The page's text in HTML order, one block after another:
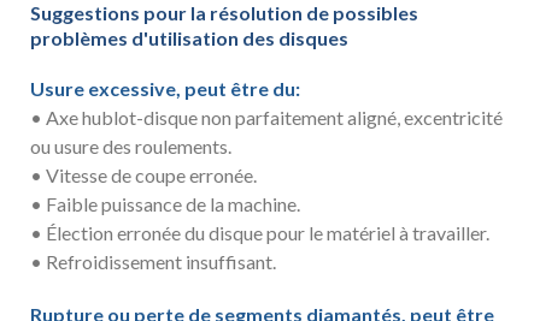
Suggestions pour la résolution de possibles
problèmes d'utilisation des disques
Usure excessive, peut être du:
• Axe hublot-disque non parfaitement aligné, excentricité
ou usure des roulements.
• Vitesse de coupe erronée.
• Faible puissance de la machine.
• Élection erronée du disque pour le matériel à travailler.
• Refroidissement insuffisant.
Rupture ou perte de segments diamantés, peut être